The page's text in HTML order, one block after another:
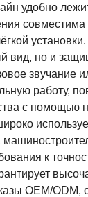
удобно
вид, но и
звучание
работу,
с помощью
к
OEM/ODM,